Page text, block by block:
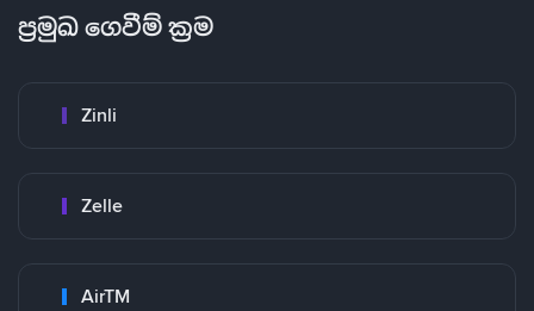
ප්‍රමුඛ ගෙවීම් ක්‍රම
Zinli
Zelle
AirTM